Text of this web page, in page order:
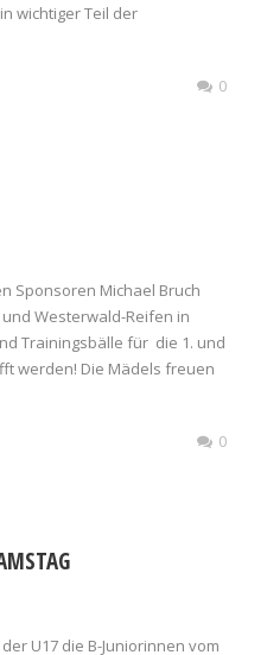
wichtiger Teil der
0
Sponsoren Michael Bruch
Westerwald-Reifen in
Trainingsbälle für die 1. und
werden! Die Mädels freuen
0
U17 die B-Juniorinnen vom